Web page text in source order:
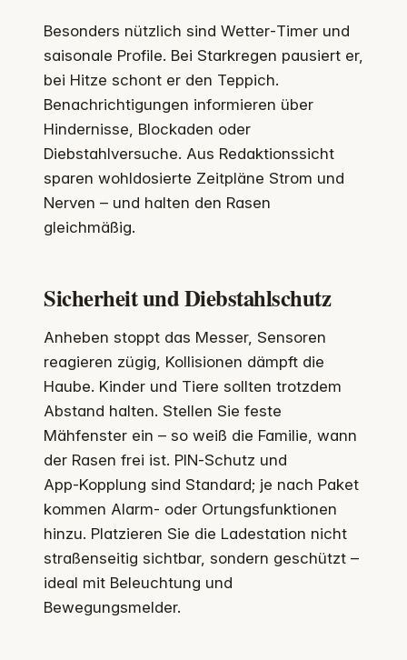
Besonders nützlich sind Wetter‑Timer und
saisonale Profile. Bei Starkregen pausiert er,
bei Hitze schont er den Teppich.
Benachrichtigungen informieren über
Hindernisse, Blockaden oder
Diebstahlversuche. Aus Redaktionssicht
sparen wohldosierte Zeitpläne Strom und
Nerven – und halten den Rasen
gleichmäßig.
Sicherheit und Diebstahlschutz
Anheben stoppt das Messer, Sensoren
reagieren zügig, Kollisionen dämpft die
Haube. Kinder und Tiere sollten trotzdem
Abstand halten. Stellen Sie feste
Mähfenster ein – so weiß die Familie, wann
der Rasen frei ist. PIN‑Schutz und
App‑Kopplung sind Standard; je nach Paket
kommen Alarm‑ oder Ortungsfunktionen
hinzu. Platzieren Sie die Ladestation nicht
straßenseitig sichtbar, sondern geschützt –
ideal mit Beleuchtung und
Bewegungsmelder.